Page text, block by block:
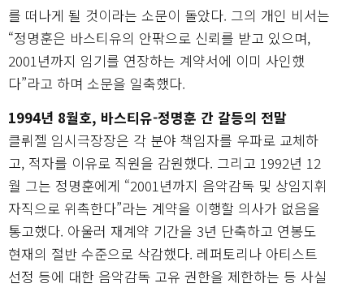
를 떠나게 될 것이라는 소문이 돌았다. 그의 개인 비서는
“정명훈은 바스티유의 안팎으로 신뢰를 받고 있으며,
2001년까지 임기를 연장하는 계약서에 이미 사인했
다”라고 하며 소문을 일축했다.
1994년 8월호, 바스티유-정명훈 간 갈등의 전말
클뤼젤 임시극장장은 각 분야 책임자를 우파로 교체하
고, 적자를 이유로 직원을 감원했다. 그리고 1992년 12
월 그는 정명훈에게 “2001년까지 음악감독 및 상임지휘
자직으로 위촉한다”라는 계약을 이행할 의사가 없음을
통고했다. 아울러 재계약 기간을 3년 단축하고 연봉도
현재의 절반 수준으로 삭감했다. 레퍼토리나 아티스트
선정 등에 대한 음악감독 고유 권한을 제한하는 등 사실